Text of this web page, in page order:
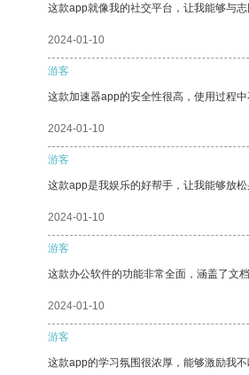
这款app就像我的社交平台，让我能够与志
2024-01-10
游客
这款加速器app的安全性很高，使用过程
2024-01-10
游客
这款app是我娱乐的好帮手，让我能够放松
2024-01-10
游客
这款办公软件的功能非常全面，涵盖了文
2024-01-10
游客
这款app的学习氛围很浓厚，能够激励我